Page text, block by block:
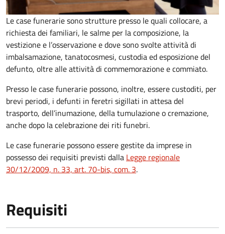
Le case funerarie sono strutture presso le quali collocare, a
richiesta dei familiari, le salme per la composizione, la
vestizione e l’osservazione e dove sono svolte attività di
imbalsamazione, tanatocosmesi, custodia ed esposizione del
defunto, oltre alle attività di commemorazione e commiato.
Presso le case funerarie possono, inoltre, essere custoditi, per
brevi periodi, i defunti in feretri sigillati in attesa del
trasporto, dell’inumazione, della tumulazione o cremazione,
anche dopo la celebrazione dei riti funebri.
Le case funerarie possono essere gestite da imprese in
possesso dei requisiti previsti dalla Legge regionale
30/12/2009, n. 33, art. 70-bis, com. 3.
Requisiti